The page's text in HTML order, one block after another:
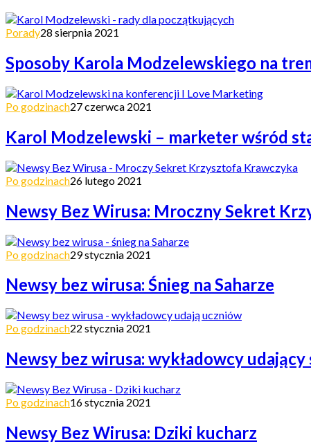
Porady28 sierpnia 2021
Sposoby Karola Modzelewskiego na
Po godzinach27 czerwca 2021
Karol Modzelewski – marketer wśród
Po godzinach26 lutego 2021
Newsy Bez Wirusa: Mroczny Sekret
Po godzinach29 stycznia 2021
Newsy bez wirusa: Śnieg na Saharze
Po godzinach22 stycznia 2021
Newsy bez wirusa: wykładowcy
Po godzinach16 stycznia 2021
Newsy Bez Wirusa: Dziki kucharz